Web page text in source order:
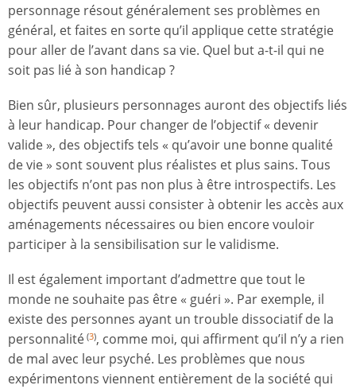
personnage résout généralement ses problèmes en
général, et faites en sorte qu’il applique cette stratégie
pour aller de l’avant dans sa vie. Quel but a-t-il qui ne
soit pas lié à son handicap ?
Bien sûr, plusieurs personnages auront des objectifs liés
à leur handicap. Pour changer de l’objectif « devenir
valide », des objectifs tels « qu’avoir une bonne qualité
de vie » sont souvent plus réalistes et plus sains. Tous
les objectifs n’ont pas non plus à être introspectifs. Les
objectifs peuvent aussi consister à obtenir les accès aux
aménagements nécessaires ou bien encore vouloir
participer à la sensibilisation sur le validisme.
Il est également important d’admettre que tout le
monde ne souhaite pas être « guéri ». Par exemple, il
existe des personnes ayant un trouble dissociatif de la
personnalité (3), comme moi, qui affirment qu’il n’y a rien
de mal avec leur psyché. Les problèmes que nous
expérimentons viennent entièrement de la société qui